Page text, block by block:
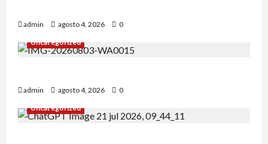
admin agosto 4, 2026
0
Uncategorized
admin agosto 4, 2026
0
Uncategorized